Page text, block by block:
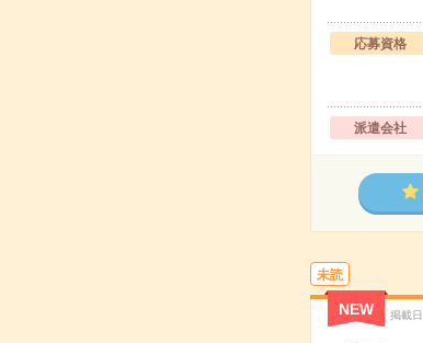
応募資格
派遣会社
未読
NEW 掲載日